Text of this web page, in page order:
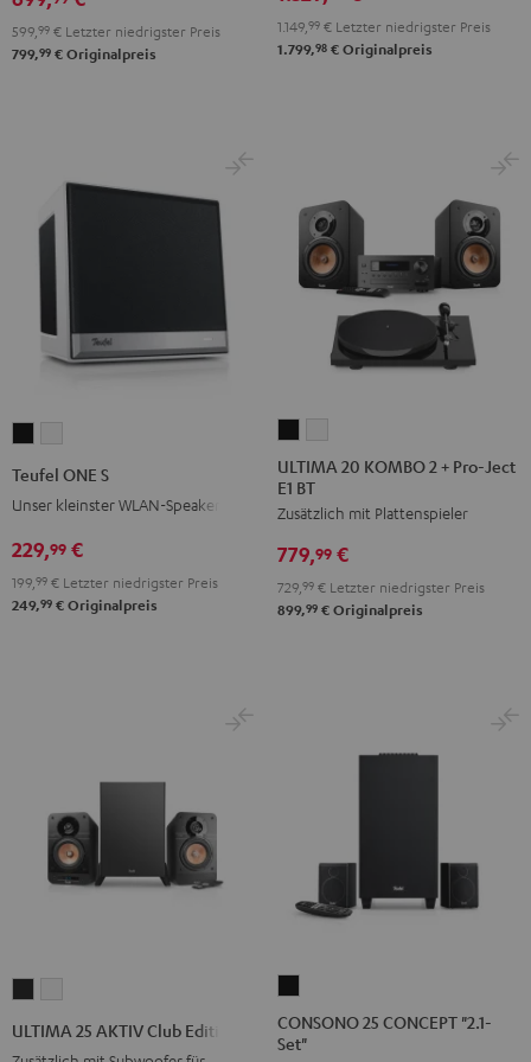
250250
599, 99 € Letzter niedrigster Preis
799,99 € Originalpreis
1.149,99 € Letzter niedrigster Preis
1.799,98 € Originalpreis
ONE
Teufel ONE S
Unser kleinster WLAN-Speaker
229,99 €
199,99 € Letzter niedrigster Preis
249,99 € Originalpreis
20
KOMBO
2
+
Ject
20
2
+
Ject
ULTIMA 20 KOMBO 2 + Pro-Ject
E1 BT
Zusätzlich mit Plattenspieler
779,99 €
729, 99 € Letzter niedrigster Preis
899,99 € Originalpreis
ULTIMA 25 AKTIV Club Edition
25
CONCEPT
CONSONO 25 CONCEPT "2.1-
Set"